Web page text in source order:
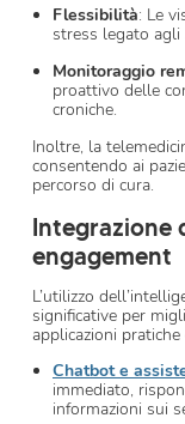
Flessibilità: Le
stress legato
Monitoraggio
proattivo delle
croniche.
Inoltre, la
consentendo ai
percorso di cura.
Integrazione
engagement
L’utilizzo
significative per
applicazioni
Chatbot e
immediato,
informazioni sui